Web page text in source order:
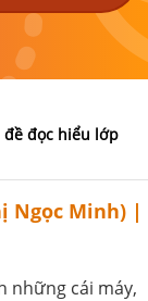
đề đọc hiểu lớp
Ngọc Minh) |
những cái máy,